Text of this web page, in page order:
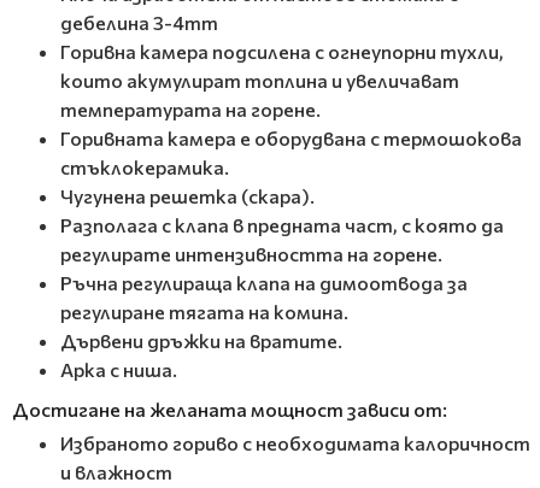
дебелина 3-4mm
Горивна камера подсилена с огнеупорни тухли,
които акумулират топлина и увеличават
температурата на горене.
Горивната камера е оборудвана с термошокова
стъклокерамика.
Чугунена решетка (скара).
Разполага с клапа в предната част, с която да
регулирате интензивността на горене.
Ръчна регулираща клапа на димоотвода за
регулиране тягата на комина.
Дървени дръжки на вратите.
Арка с ниша.
Достигане на желаната мощност зависи от:
Избраното гориво с необходимата калоричност
и влажност